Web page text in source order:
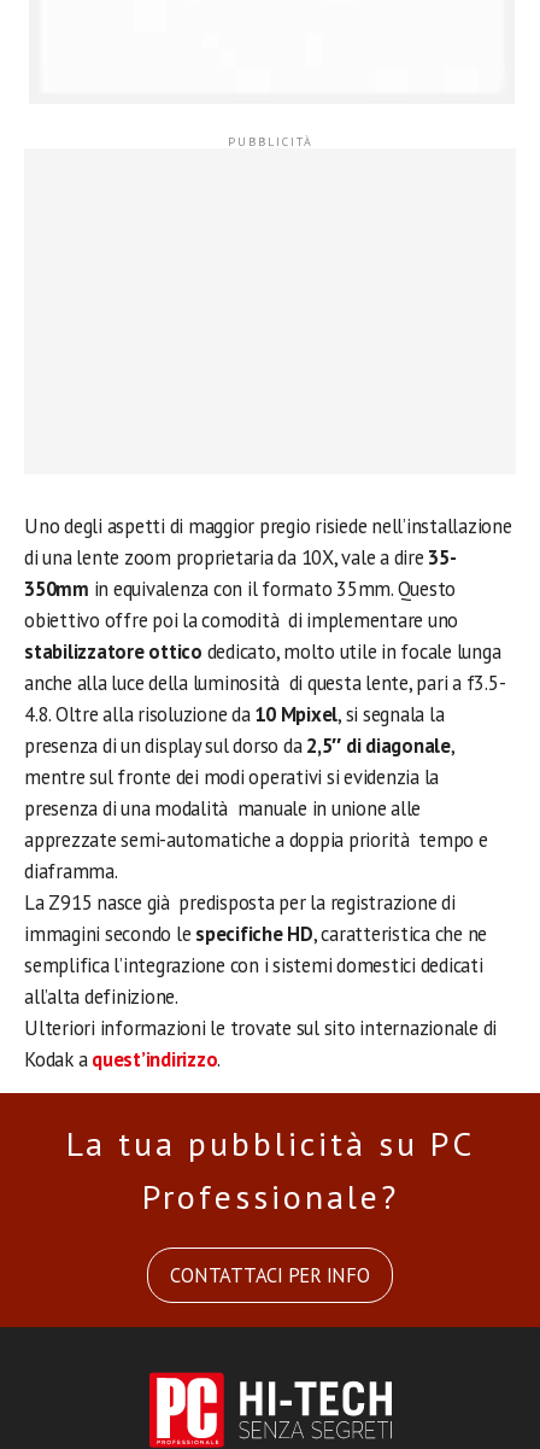
Uno degli aspetti di maggior pregio risiede nell’installazione
di una lente zoom proprietaria da 10X, vale a dire 35-
350mm in equivalenza con il formato 35mm. Questo
obiettivo offre poi la comodità di implementare uno
stabilizzatore ottico dedicato, molto utile in focale lunga
anche alla luce della luminosità di questa lente, pari a f3.5-
4.8. Oltre alla risoluzione da10 Mpixel, si segnala la
presenza di un display sul dorso da2,5″ di diagonale,
mentre sul fronte dei modi operativi si evidenzia la
presenza di una modalità manuale in unione alle
apprezzate semi-automatiche a doppia priorità tempo e
diaframma.
La Z915 nasce già predisposta per la registrazione di
immagini secondo le specifiche HD, caratteristica che ne
semplifica l’integrazione con i sistemi domestici dedicati
all’alta definizione.
Ulteriori informazioni le trovate sul sito internazionale di
Kodak aquest’indirizzo.
La tua pubblicità su PC
Professionale?
CONTATTACI PER INFO